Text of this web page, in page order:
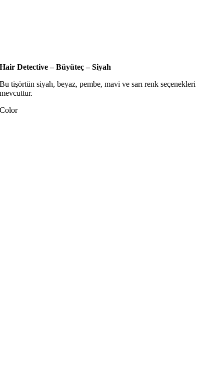
Hair Detective – Büyüteç – Siyah
Bu tişörtün siyah, beyaz, pembe, mavi ve sarı renk seçenekleri
mevcuttur.
Color